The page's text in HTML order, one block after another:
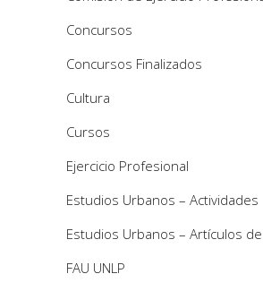
Concursos
Concursos Finalizados
Cultura
Cursos
Ejercicio Profesional
Estudios Urbanos – Actividades
Estudios Urbanos – Artículos
FAU UNLP